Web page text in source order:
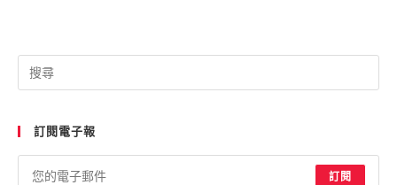
the
訂閱電子報
訂閱